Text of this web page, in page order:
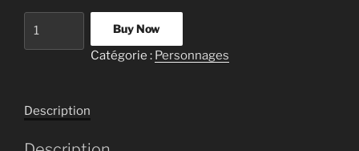
Buy Now
Catégorie : Personnages
Description